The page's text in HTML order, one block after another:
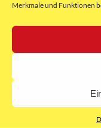
Merkmale und Funktionen
E-Mail